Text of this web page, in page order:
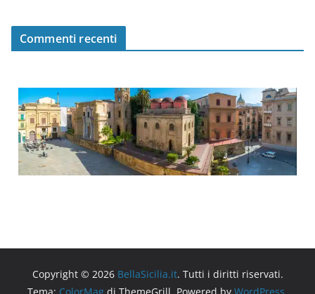
Commenti recenti
Copyright © 2026 BellaSicilia.it. Tutti i diritti riservati.